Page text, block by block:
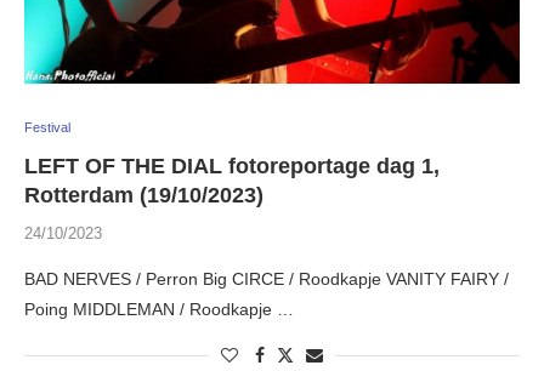
Festival
LEFT OF THE DIAL fotoreportage dag 1,
Rotterdam (19/10/2023)
24/10/2023
BAD NERVES / Perron Big CIRCE / Roodkapje VANITY FAIRY /
Poing MIDDLEMAN / Roodkapje …